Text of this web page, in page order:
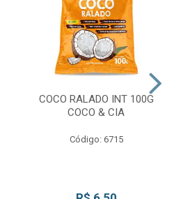
COCO RALADO INT 100G
COCO & CIA
Código: 6715